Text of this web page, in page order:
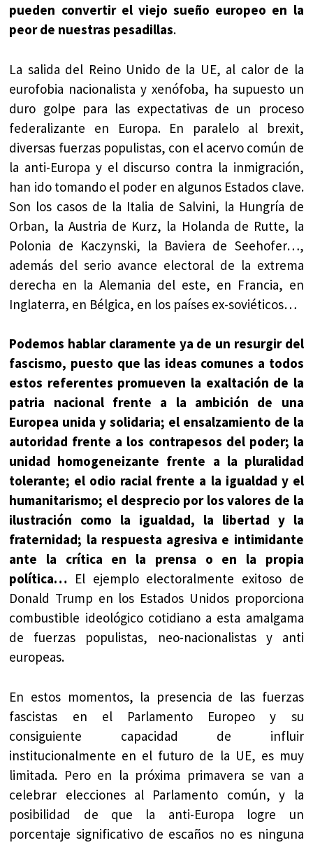
pueden convertir el viejo sueño europeo en la
peor de nuestras pesadillas.
La salida del Reino Unido de la UE, al calor de la
eurofobia nacionalista y xenófoba, ha supuesto un
duro golpe para las expectativas de un proceso
federalizante en Europa. En paralelo al brexit,
diversas fuerzas populistas, con el acervo común de
la anti-Europa y el discurso contra la inmigración,
han ido tomando el poder en algunos Estados clave.
Son los casos de la Italia de Salvini, la Hungría de
Orban, la Austria de Kurz, la Holanda de Rutte, la
Polonia de Kaczynski, la Baviera de Seehofer…,
además del serio avance electoral de la extrema
derecha en la Alemania del este, en Francia, en
Inglaterra, en Bélgica, en los países ex-soviéticos…
Podemos hablar claramente ya de un resurgir del
fascismo, puesto que las ideas comunes a todos
estos referentes promueven la exaltación de la
patria nacional frente a la ambición de una
Europea unida y solidaria; el ensalzamiento de la
autoridad frente a los contrapesos del poder; la
unidad homogeneizante frente a la pluralidad
tolerante; el odio racial frente a la igualdad y el
humanitarismo; el desprecio por los valores de la
ilustración como la igualdad, la libertad y la
fraternidad; la respuesta agresiva e intimidante
ante la crítica en la prensa o en la propia
política… El ejemplo electoralmente exitoso de
Donald Trump en los Estados Unidos proporciona
combustible ideológico cotidiano a esta amalgama
de fuerzas populistas, neo-nacionalistas y anti
europeas.
En estos momentos, la presencia de las fuerzas
fascistas en el Parlamento Europeo y su
consiguiente capacidad de influir
institucionalmente en el futuro de la UE, es muy
limitada. Pero en la próxima primavera se van a
celebrar elecciones al Parlamento común, y la
posibilidad de que la anti-Europa logre un
porcentaje significativo de escaños no es ninguna